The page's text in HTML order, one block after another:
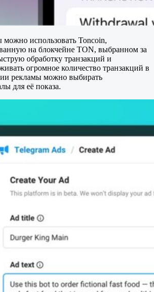
использовать Toncoin,
на блокчейне TON, выбранном за
обработку транзакций и
огромное количество транзакций в
рекламы можно выбирать
для её показа.